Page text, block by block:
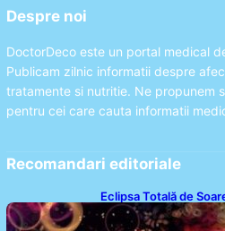
Despre noi
DoctorDeco este un portal medical
Publicam zilnic informatii despre
tratamente si nutritie. Ne propunem
pentru cei care cauta informatii
Recomandari editoriale
Eclipsa Totală de
Analiză a Impactului
18 Ani